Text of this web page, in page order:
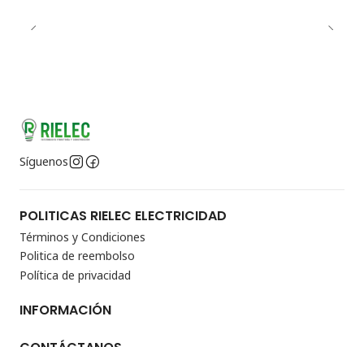
Síguenos
POLITICAS RIELEC ELECTRICIDAD
Términos y Condiciones
Politica de reembolso
Política de privacidad
INFORMACIÓN